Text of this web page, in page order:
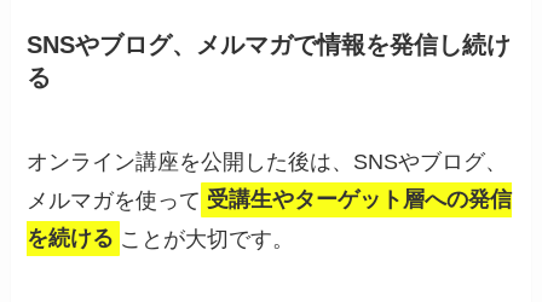
SNSやブログ、メルマガで情報を発信し続け
る
オンライン講座を公開した後は、SNSやブログ、
メルマガを使って 受講生やターゲット層への発信
を続ける ことが大切です。